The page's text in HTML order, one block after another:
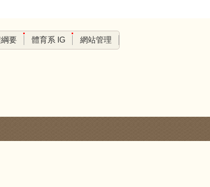
要 體育系 IG 網站管理